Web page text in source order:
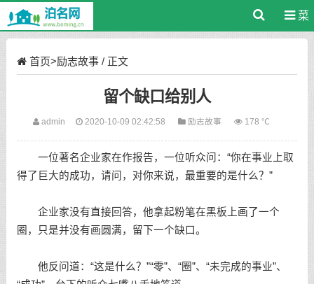
菜
首页>励志故事/ 正文
留个缺口给别人
admin 2020-10-09 02:42:58 励志故事 178 ℃
一位著名企业家在作报告，一位听众问：“你在事业上取
得了巨大的成功，请问，对你来说，最重要的是什么？”
企业家没有直接回答，他拿起粉笔在黑板上画了一个
圈，只是并没有画圆满，留下一个缺口。
他反问道：“这是什么？”“零”、“圈”、“未完成的事业”、